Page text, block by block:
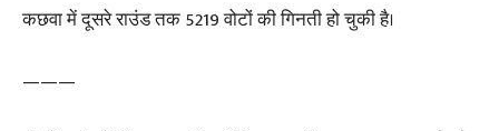
कछवा में दूसरे राउंड तक 5219 वोटों की गिनती हो चुकी है।
———